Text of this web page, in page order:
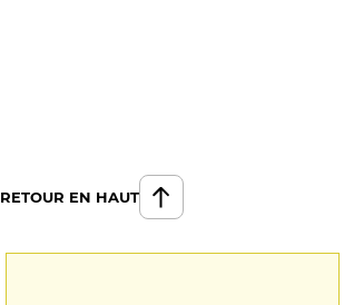
RETOUR EN HAUT